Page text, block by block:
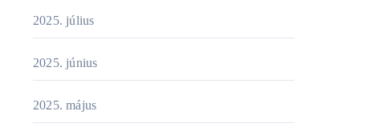
2025. július
2025. június
2025. május